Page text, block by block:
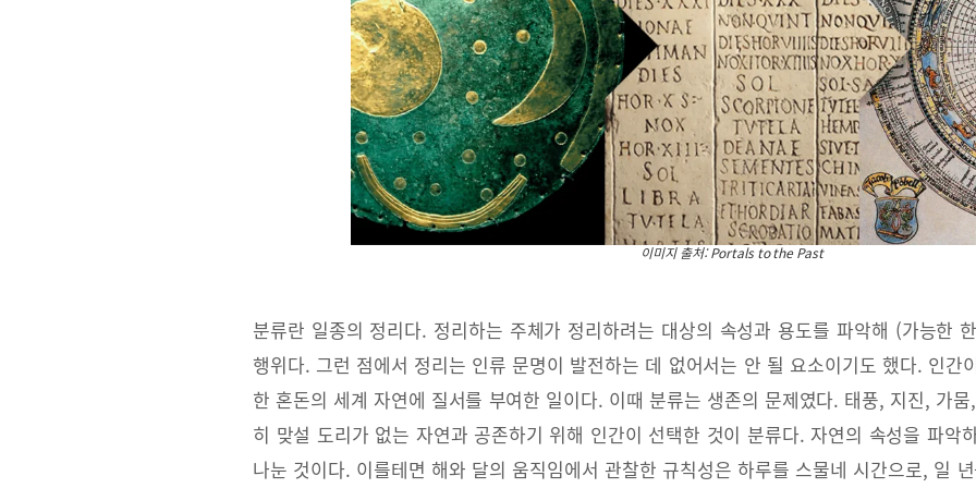
이미지 출처: Portals to the Past
분류란 일종의 정리다. 정리하는 주체가 정리하려는 대상의 속성과 용도를 파악해 (가능한
행위다. 그런 점에서 정리는 인류 문명이 발전하는 데 없어서는 안 될 요소이기도 했다. 인간
한 혼돈의 세계 자연에 질서를 부여한 일이다. 이때 분류는 생존의 문제였다. 태풍, 지진, 가
히 맞설 도리가 없는 자연과 공존하기 위해 인간이 선택한 것이 분류다. 자연의 속성을 파악
나눈 것이다. 이를테면 해와 달의 움직임에서 관찰한 규칙성은 하루를 스물네 시간으로, 일